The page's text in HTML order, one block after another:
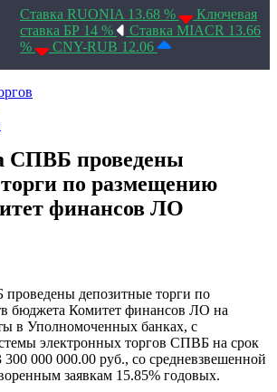
Ставка RUONIA 13.68 %
Ключевая
ставка БР 14 %
Ставка MIACR 13.66
%
CNY-RUB 12.06
СПВБ проведены
по размещению
финансов ЛО
депозитные торги по
бюджета Комитет финансов ЛО на
в Уполномоченных банках, с
электронных торгов СПВБ на срок
300 000 000.00 руб., со средневзвешенной
заявкам 15.85% годовых.